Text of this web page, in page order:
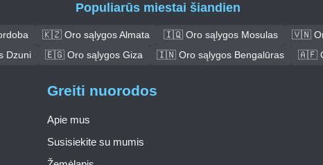
Populiarūs miestai šiandien
🇰🇿 Oro sąlygos Almata 🇮🇶 Oro sąlygos Mosulas 🇻🇳
Dzuni 🇪🇬 Oro sąlygos Giza 🇮🇳 Oro sąlygos Bengalūras 🇦🇫
Greiti nuorodos
Apie mus
Susisiekite su mumis